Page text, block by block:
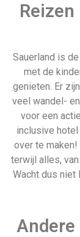
Sauerland is
met de
genieten. Er
veel wandel-
voor een
inclusive
over te
terwijl alles,
Wacht dus niet